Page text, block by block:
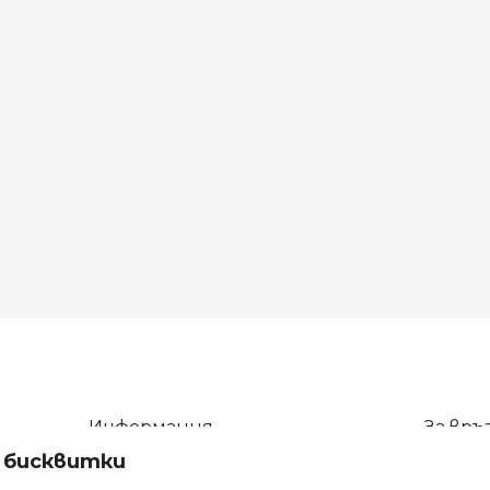
Информация
Общи условия
За
бисквитки